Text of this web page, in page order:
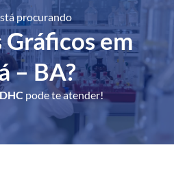
procurando
Gráficos em
– BA?
pode te atender!